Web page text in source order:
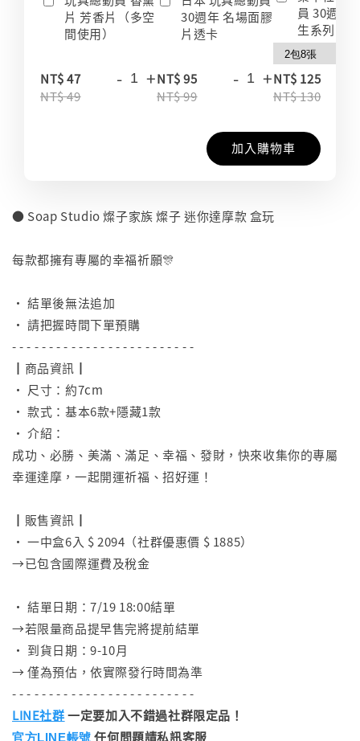
片 芳香片（多空
間使用）
NT$ 47
NT$ 49
- +
30週年 名場面膠
片透卡
NT$ 95
NT$ 99
- +
員 30週年
生系列 收
NT$ 125
NT$ 130
加入購物車
● Soap Studio 燦子家族 燦子 迷你達摩款 盒玩
每款都擁有專屬的幸福祈願🎊
• 結單後無法追加
• 請把握時間下單預購
- - - - - - - - - - - - - - - - - - - - - - - - -
┃商品資訊┃
• 尺寸：約7cm
• 款式：基本6款+隱藏1款
• 介紹：
成功、必勝、美滿、滿足、幸福、發財，快來收集你的專屬
幸運達摩，一起開運祈福、招好運！
┃販售資訊┃
• 一中盒6入 $ 2094（社群優惠價 $ 1885）
→已包含國際運費及稅金
• 結單日期：7/19 18:00結單
→若限量商品提早售完將提前結單
• 到貨日期：9-10月
→ 僅為預估，依實際發行時間為準
- - - - - - - - - - - - - - - - - - - - - - - - -
LINE社群一定要加入不錯過社群限定品！
官方LINE帳號 任何問題請私訊客服